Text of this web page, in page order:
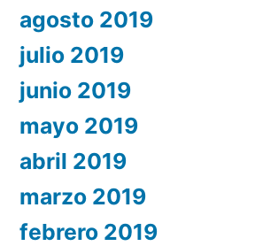
agosto 2019
julio 2019
junio 2019
mayo 2019
abril 2019
marzo 2019
febrero 2019